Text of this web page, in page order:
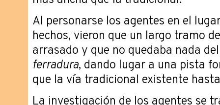
Al personarse los agentes en el
hechos, vieron que un largo tramo
arrasado y que no quedaba nada
ferradura, dando lugar a una pista
que la vía tradicional existente
La investigación de los agentes se